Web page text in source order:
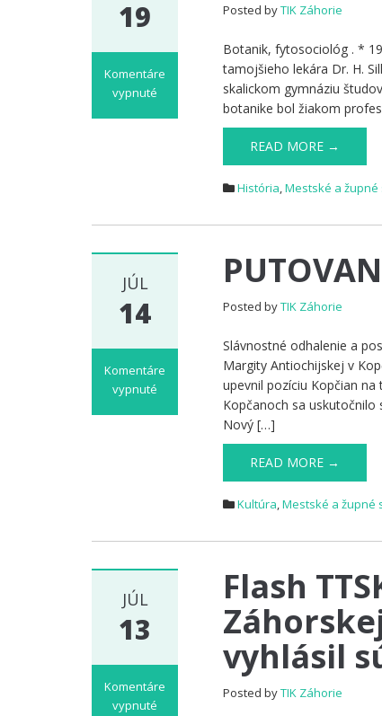
19
Komentáre
vypnuté
Posted byTIK Záhorie
Botanik, fytosociológ . *
tamojšieho lekára Dr. H.
skalickom gymnáziu
botanike bol žiakom
READ MORE →
História,Mestské a
JÚL
14
Komentáre
vypnuté
Posted byTIK Záhorie
Slávnostné odhalenie a
Margity Antiochijskej v
upevnil pozíciu Kopčian
Kopčanoch sa
Nový […]
READ MORE →
Kultúra,Mestské a župné
JÚL
13
Komentáre
vypnuté
Flash
vyhlásil
Posted byTIK Záhorie